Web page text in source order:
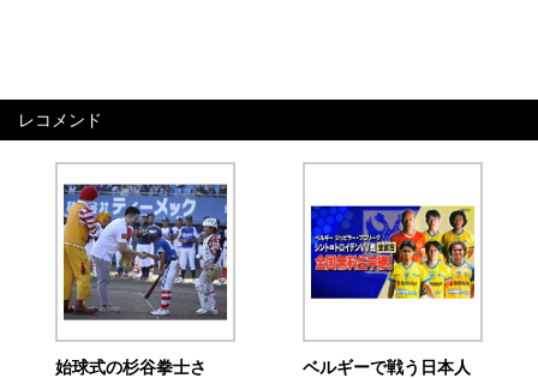
レコメンド
始球式の杉谷拳士さ
ベルギーで戦う日本人